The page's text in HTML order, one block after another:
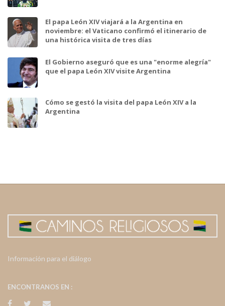
El papa León XIV viajará a la Argentina en
noviembre: el Vaticano confirmó el itinerario de
una histórica visita de tres días
El Gobierno aseguró que es una "enorme alegría"
que el papa León XIV visite Argentina
Cómo se gestó la visita del papa León XIV a la
Argentina
Información para el diálogo
ENCONTRANOS EN :